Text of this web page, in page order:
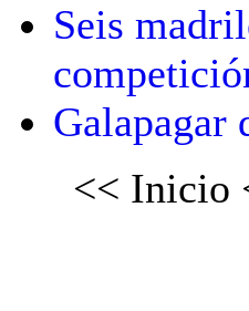
Seis
Galapagar
<< Inicio